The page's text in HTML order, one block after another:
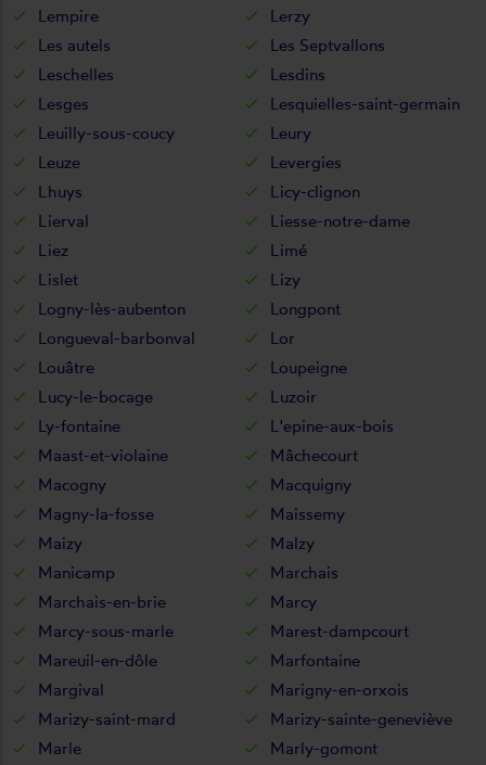
Lempire
Lerzy
Les autels
Les Septvallons
Leschelles
Lesdins
Lesges
Lesquielles-saint-germain
Leuilly-sous-coucy
Leury
Leuze
Levergies
Lhuys
Licy-clignon
Lierval
Liesse-notre-dame
Liez
Limé
Lislet
Lizy
Logny-lès-aubenton
Longpont
Longueval-barbonval
Lor
Louâtre
Loupeigne
Lucy-le-bocage
Luzoir
Ly-fontaine
L'epine-aux-bois
Maast-et-violaine
Mâchecourt
Macogny
Macquigny
Magny-la-fosse
Maissemy
Maizy
Malzy
Manicamp
Marchais
Marchais-en-brie
Marcy
Marcy-sous-marle
Marest-dampcourt
Mareuil-en-dôle
Marfontaine
Margival
Marigny-en-orxois
Marizy-saint-mard
Marizy-sainte-geneviève
Marle
Marly-gomont